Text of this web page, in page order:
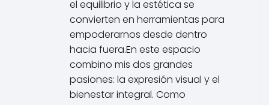
el equilibrio y la estética se
convierten en herramientas para
empoderarnos desde dentro
hacia fuera.En este espacio
combino mis dos grandes
pasiones: la expresión visual y el
bienestar integral. Como